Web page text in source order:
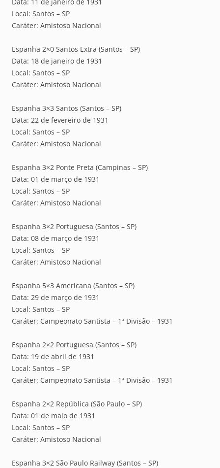
Local: Santos – SP
Caráter: Amistoso Nacional
Espanha 2×0 Santos Extra (Santos – SP)
Data: 18 de janeiro de 1931
Local: Santos – SP
Caráter: Amistoso Nacional
Espanha 3×3 Santos (Santos – SP)
Data: 22 de fevereiro de 1931
Local: Santos – SP
Caráter: Amistoso Nacional
Espanha 3×2 Ponte Preta (Campinas – SP)
Data: 01 de março de 1931
Local: Santos – SP
Caráter: Amistoso Nacional
Espanha 3×2 Portuguesa (Santos – SP)
Data: 08 de março de 1931
Local: Santos – SP
Caráter: Amistoso Nacional
Espanha 5×3 Americana (Santos – SP)
Data: 29 de março de 1931
Local: Santos – SP
Caráter: Campeonato Santista – 1ª Divisão – 1931
Espanha 2×2 Portuguesa (Santos – SP)
Data: 19 de abril de 1931
Local: Santos – SP
Caráter: Campeonato Santista – 1ª Divisão – 1931
Espanha 2×2 República (São Paulo – SP)
Data: 01 de maio de 1931
Local: Santos – SP
Caráter: Amistoso Nacional
Espanha 3×2 São Paulo Railway (Santos – SP)